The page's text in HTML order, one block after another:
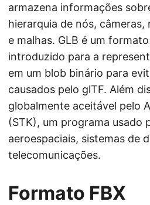
armazena informações
hierarquia de nós, câmeras,
e malhas. GLB é um
introduzido para a
em um blob binário para
causados pelo glTF. Além
globalmente aceitável pelo
(STK), um programa usado
aeroespaciais, sistemas de
telecomunicações.
Formato FBX